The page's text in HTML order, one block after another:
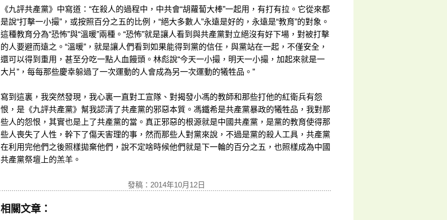
《九評共產黨》中寫道：“在殺人的過程中，中共會“胡蘿蔔大棒”一起用，有打有拉。它從來都
是說“打擊一小撮”，或按照百分之五的比例，“絕大多數人”永遠是好的，永遠是“教育”的對象。
這種教育分為“恐怖”與“溫暖”兩種。“恐怖”就是讓人看到與共產黨對立絕沒有好下場，對被打擊
的人要避而遠之。“溫暖”，就是讓人們看到如果能得到黨的信任，與黨站在一起，不僅安全，
還可以得到重用，甚至分吃一點人血饅頭。林彪說“今天一小撮，明天一小撮，加起來就是一
大片”，每每那些慶幸躲過了一次運動的人會成為另一次運動的犧牲品。”
寫到這裏，我突然發現，我心裏一直對工宣隊、對揭發小馮的教師和那些打他的紅衛兵有怨
恨，是《九評共產黨》幫我認清了共產黨的邪惡本質。馮鐵希是共產黨暴政的犧牲品，我對那
些人的怨恨，其實也是上了共產黨的當。真正邪惡的根源就是中國共產黨，是黨的教育使得那
些人喪失了人性，幹下了傷天害理的事，然而那些人對黨來說，不過是黨的殺人工具，共產黨
在利用完他們之後照樣拋棄他們，說不定啥時候他們就是下一輪的百分之五，也照樣成為中國
共產黨祭壇上的羔羊。
發稿：2014年10月12日
相關文章：